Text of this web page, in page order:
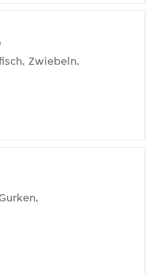
Zwiebeln,